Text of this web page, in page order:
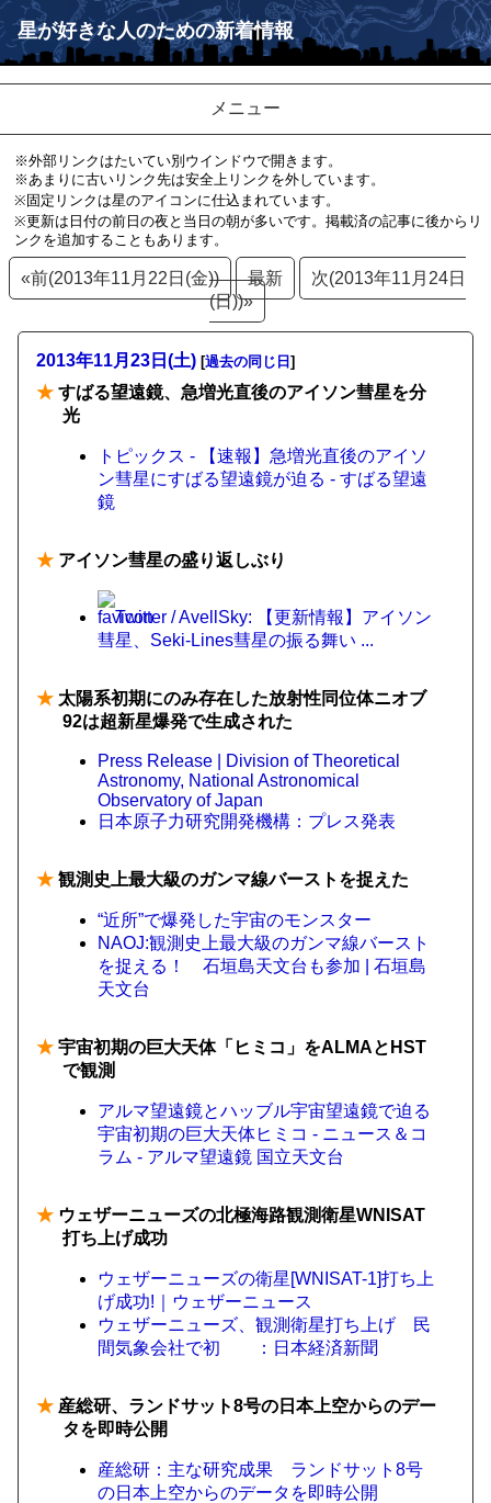
星が好きな人のための新着情報
メニュー
※外部リンクはたいてい別ウインドウで開きます。
※あまりに古いリンク先は安全上リンクを外しています。
※固定リンクは星のアイコンに仕込まれています。
※更新は日付の前日の夜と当日の朝が多いです。掲載済の記事に後からリ
ンクを追加することもあります。
«前(2013年11月22日(金)) 最新
次(2013年11月24日
(日))»
2013年11月23日(土) [過去の同じ日 ]
★ すばる望遠鏡、急増光直後のアイソン彗星を分
光
トピックス - 【速報】急増光直後のアイソ
ン彗星にすばる望遠鏡が迫る - すばる望遠
鏡
★ アイソン彗星の盛り返しぶり
Twitter / AvellSky: 【更新情報】アイソン
彗星、Seki-Lines彗星の振る舞い ...
★ 太陽系初期にのみ存在した放射性同位体ニオブ
92は超新星爆発で生成された
Press Release | Division of Theoretical
Astronomy, National Astronomical
Observatory of Japan
日本原子力研究開発機構：プレス発表
★ 観測史上最大級のガンマ線バーストを捉えた
“近所”で爆発した宇宙のモンスター
NAOJ:観測史上最大級のガンマ線バースト
を捉える！ 石垣島天文台も参加 | 石垣島
天文台
★ 宇宙初期の巨大天体「ヒミコ」をALMAとHST
で観測
アルマ望遠鏡とハッブル宇宙望遠鏡で迫る
宇宙初期の巨大天体ヒミコ - ニュース＆コ
ラム - アルマ望遠鏡 国立天文台
★ ウェザーニューズの北極海路観測衛星WNISAT
打ち上げ成功
ウェザーニューズの衛星[WNISAT-1]打ち上
げ成功!｜ウェザーニュース
ウェザーニューズ、観測衛星打ち上げ 民
間気象会社で初 ：日本経済新聞
★ 産総研、ランドサット8号の日本上空からのデー
タを即時公開
産総研：主な研究成果 ランドサット8号
の日本上空からのデータを即時公開